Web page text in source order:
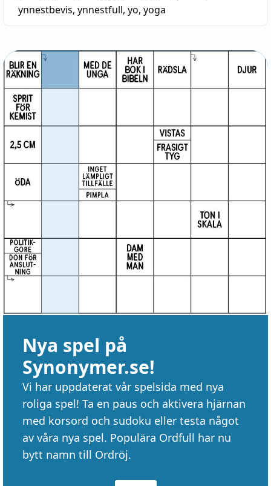
ynnestbevis, ynnestfull, yo, yoga
Nya spel på
Synonymer.se!
Vi har uppdaterat vår spelsida med nya
roliga spel! Ta en paus och aktivera hjärnan
med korsord och sudoku eller testa något
av våra nya spel. Populära Ordfull har nu
bytt namn till Ordröj.